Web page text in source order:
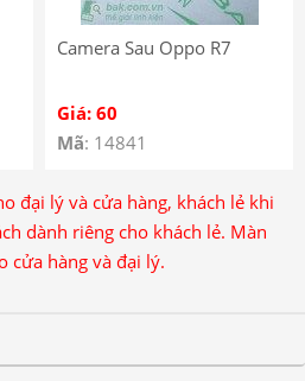
Camera Sau Oppo R7
Giá: 60
Mã: 14841
đại lý và cửa hàng, khách lẻ khi
dành riêng cho khách lẻ. Màn
cửa hàng và đại lý.